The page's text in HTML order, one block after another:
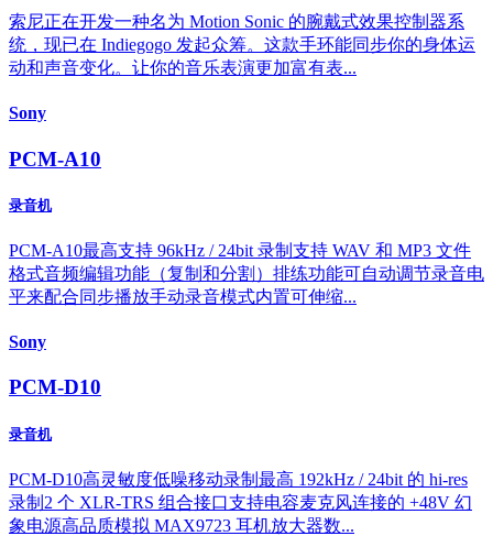
索尼正在开发一种名为 Motion Sonic 的腕戴式效果控制器系
统，现已在 Indiegogo 发起众筹。这款手环能同步你的身体运
动和声音变化。让你的音乐表演更加富有表...
Sony
PCM-A10
录音机
PCM-A10最高支持 96kHz / 24bit 录制支持 WAV 和 MP3 文件
格式音频编辑功能（复制和分割）排练功能可自动调节录音电
平来配合同步播放手动录音模式内置可伸缩...
Sony
PCM-D10
录音机
PCM-D10高灵敏度低噪移动录制最高 192kHz / 24bit 的 hi-res
录制2 个 XLR-TRS 组合接口支持电容麦克风连接的 +48V 幻
象电源高品质模拟 MAX9723 耳机放大器数...